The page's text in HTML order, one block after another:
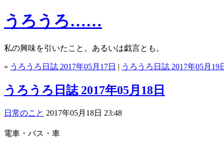
うろうろ……
私の興味を引いたこと。あるいは戯言とも。
« うろうろ日誌 2017年05月17日 | うろうろ日誌 2017年05月19
うろうろ日誌 2017年05月18日
日常のこと 2017年05月18日 23:48
電車・バス・車